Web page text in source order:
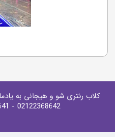
کلاب رنتری شو و هیجانی به
02122368642
- 02122368641